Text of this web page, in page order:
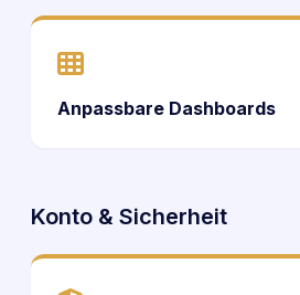
Anpassbare Dashboards
Konto & Sicherheit